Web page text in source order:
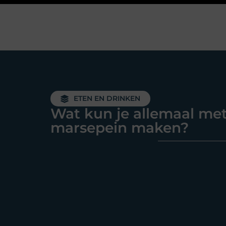
ETEN EN DRINKEN
Wat kun je allemaal
marsepein maken?